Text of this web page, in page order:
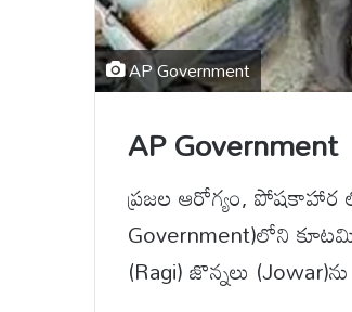
AP Government
AP Government
ప్రజల ఆరోగ్యం, పోషకాహార
Government)లోని కూటమి
(Ragi) జొన్నలు